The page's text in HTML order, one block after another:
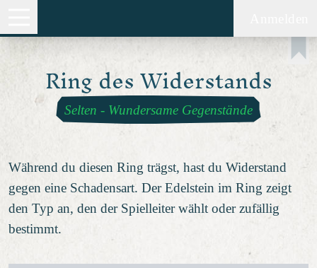
Ring des Widerstands
Selten - Wundersame Gegenstände
Während du diesen Ring trägst, hast du Widerstand
gegen eine Schadensart. Der Edelstein im Ring zeigt
den Typ an, den der Spielleiter wählt oder zufällig
bestimmt.